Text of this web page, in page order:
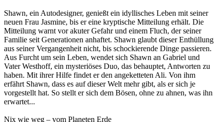
Shawn, ein Autodesigner, genießt ein idyllisches Leben mit seiner
neuen Frau Jasmine, bis er eine kryptische Mitteilung erhält. Die
Mitteilung warnt vor akuter Gefahr und einem Fluch, der seiner
Familie seit Generationen anhaftet. Shawn glaubt dieser Enthüllung
aus seiner Vergangenheit nicht, bis schockierende Dinge passieren.
Aus Furcht um sein Leben, wendet sich Shawn an Gabriel und
Vater Westhoff, ein mysteriöses Duo, das behauptet, Antworten zu
haben. Mit ihrer Hilfe findet er den angeketteten Ali. Von ihm
erfährt Shawn, dass es auf dieser Welt mehr gibt, als er sich je
vorgestellt hat. So stellt er sich dem Bösen, ohne zu ahnen, was ihn
erwartet...
Nix wie weg – vom Planeten Erde